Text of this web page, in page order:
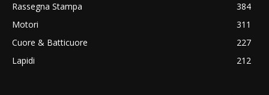
Rassegna Stampa
384
Motori
311
Cuore & Batticuore
227
Lapidi
212